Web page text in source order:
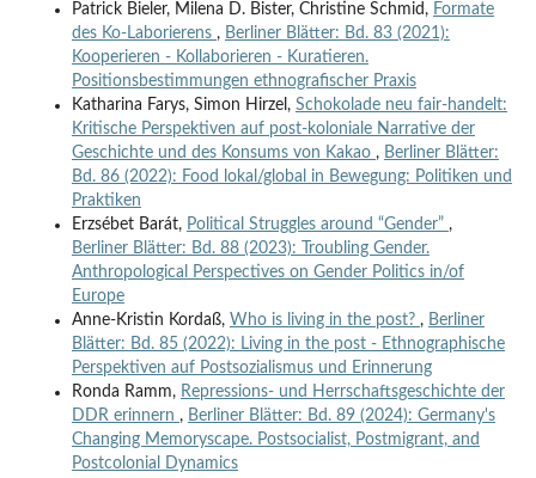
Patrick Bieler, Milena D. Bister, Christine Schmid, Formate
des Ko-Laborierens , Berliner Blätter: Bd. 83 (2021):
Kooperieren - Kollaborieren - Kuratieren.
Positionsbestimmungen ethnografischer Praxis
Katharina Farys, Simon Hirzel, Schokolade neu fair-handelt:
Kritische Perspektiven auf post-koloniale Narrative der
Geschichte und des Konsums von Kakao , Berliner Blätter:
Bd. 86 (2022): Food lokal/global in Bewegung: Politiken und
Praktiken
Erzsébet Barát, Political Struggles around “Gender” ,
Berliner Blätter: Bd. 88 (2023): Troubling Gender.
Anthropological Perspectives on Gender Politics in/of
Europe
Anne-Kristin Kordaß, Who is living in the post? , Berliner
Blätter: Bd. 85 (2022): Living in the post - Ethnographische
Perspektiven auf Postsozialismus und Erinnerung
Ronda Ramm, Repressions- und Herrschaftsgeschichte der
DDR erinnern , Berliner Blätter: Bd. 89 (2024): Germany's
Changing Memoryscape. Postsocialist, Postmigrant, and
Postcolonial Dynamics